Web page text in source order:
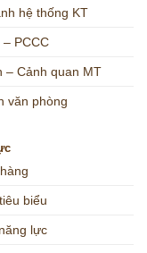
hệ thống KT
– PCCC
– Cảnh quan MT
văn phòng
biểu
lực